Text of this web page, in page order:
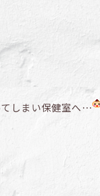
しまい保健室へ…